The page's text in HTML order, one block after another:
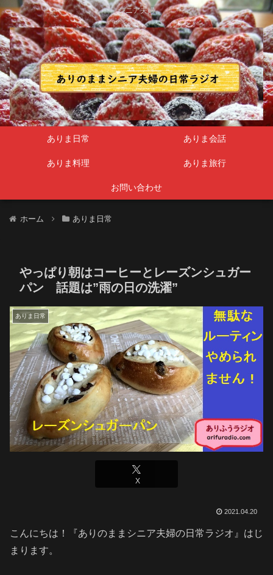
シニア夫婦
ありま日常 ありま会話
ありま料理 ありま旅行
お問い合わせ
ホーム ありま日常
やっぱり朝はコーヒーとレーズンシュガー
パン 話題は”雨の日の洗濯”
ありま日常
X
2021.04.20
こんにちは！『ありのままシニア夫婦の日常ラジオ』はじ
まります。